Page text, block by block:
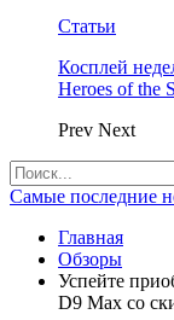
Статьи
Косплей
Heroes of the
Prev Next
Самые последние
Главная
Обзоры
Успейте
D9 Max со